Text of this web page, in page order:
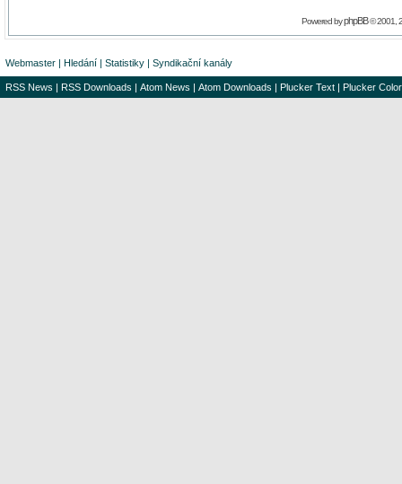
Powered byphpBB© 2001,
Webmaster | Hledání | Statistiky | Syndikační kanály
RSS News | RSS Downloads | Atom News | Atom Downloads | Plucker Text | Plucker Color